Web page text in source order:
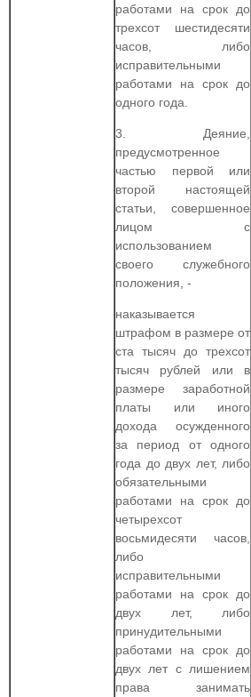
работами на срок до
трехсот шестидесяти
часов, либо
исправительными
работами на срок до
одного года.
3. Деяние,
предусмотренное
частью первой или
второй настоящей
статьи, совершенное
лицом с
использованием
своего служебного
положения, -
наказывается
штрафом в размере от
ста тысяч до трехсот
тысяч рублей или в
размере заработной
платы или иного
дохода осужденного
за период от одного
года до двух лет, либо
обязательными
работами на срок до
четырехсот
восьмидесяти часов,
либо
исправительными
работами на срок до
двух лет, либо
принудительными
работами на срок до
двух лет с лишением
права занимать